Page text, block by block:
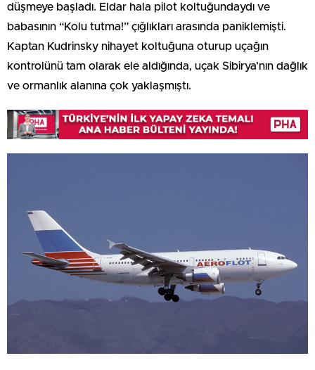
düşmeye başladı. Eldar hala pilot koltuğundaydı ve
babasının “Kolu tutma!” çığlıkları arasında paniklemişti.
Kaptan Kudrinsky nihayet koltuğuna oturup uçağın
kontrolünü tam olarak ele aldığında, uçak Sibirya’nın dağlık
ve ormanlık alanına çok yaklaşmıştı.